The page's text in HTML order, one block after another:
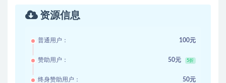
资源信息
普通用户： 100元
赞助用户： 50元 5折
终身赞助用户： 50元